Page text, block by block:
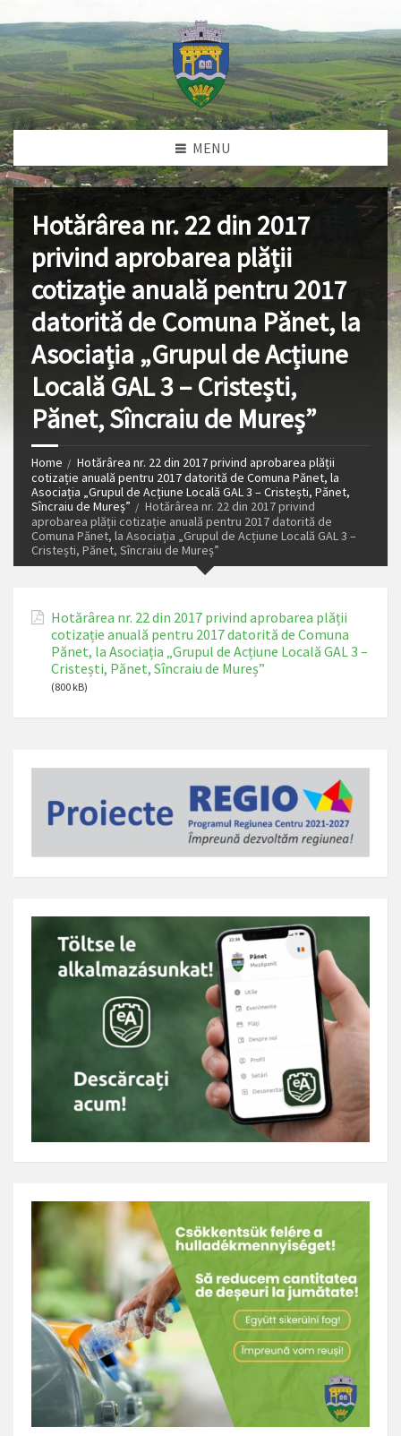
MENU
Hotărârea nr. 22 din 2017
privind aprobarea plății
cotizație anuală pentru 2017
datorită de Comuna Pănet, la
Asociația „Grupul de Acțiune
Locală GAL 3 – Cristești,
Pănet, Sîncraiu de Mureș”
Home
Hotărârea nr. 22 din 2017 privind aprobarea plății
cotizație anuală pentru 2017 datorită de Comuna Pănet, la
Asociația „Grupul de Acțiune Locală GAL 3 – Cristești, Pănet,
Sîncraiu de Mureș”
Hotărârea nr. 22 din 2017 privind
aprobarea plății cotizație anuală pentru 2017 datorită de
Comuna Pănet, la Asociația „Grupul de Acțiune Locală GAL 3 –
Cristești, Pănet, Sîncraiu de Mureș”
Hotărârea nr. 22 din 2017 privind aprobarea plății
cotizație anuală pentru 2017 datorită de Comuna
Pănet, la Asociația „Grupul de Acțiune Locală GAL 3 –
Cristești, Pănet, Sîncraiu de Mureș”
(800 kB)